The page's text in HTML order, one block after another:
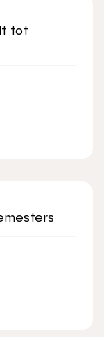
tot